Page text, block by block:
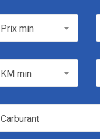
Prix minPrix min
KM min
CarburantCarburant